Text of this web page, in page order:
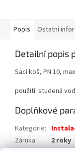
Popis Ostatní
Detailní popis
Sací koš, PN 10,
použití: studená
Doplňkové
Kategorie:
Záruka:
2 roky